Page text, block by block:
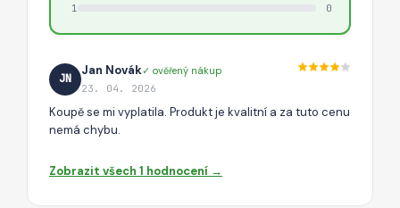
1
0
JN
Jan Novák✓ ověřený nákup
23. 04. 2026
Koupě se mi vyplatila. Produkt je kvalitní a za tuto cenu
nemá chybu.
Zobrazit všech 1 hodnocení →